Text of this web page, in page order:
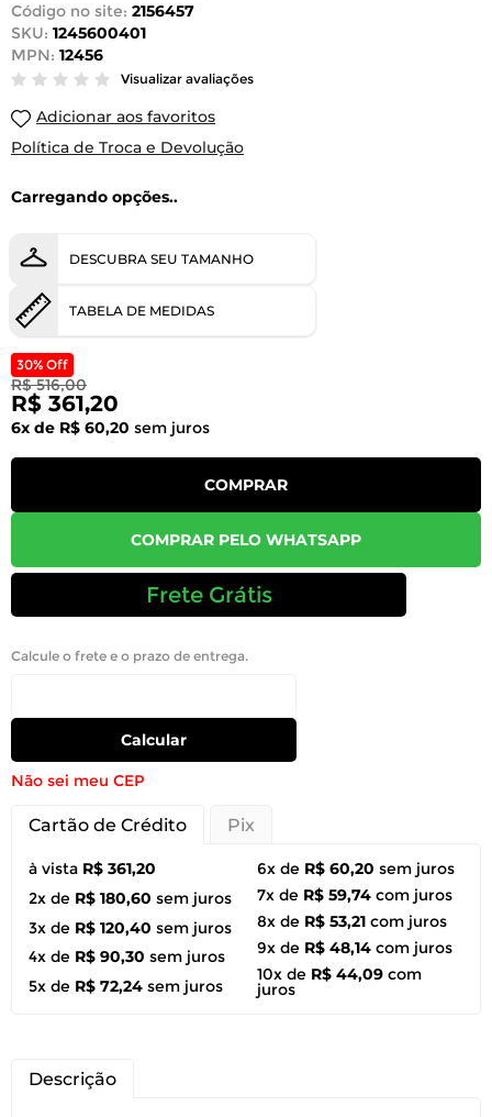
Código no site: 2156457
SKU: 1245600401
MPN: 12456
Visualizar avaliações
Adicionar aos favoritos
Política de Troca e Devolução
Carregando opções..
DESCUBRA SEU TAMANHO
TABELA DE MEDIDAS
30% Off
R$ 516,00
R$ 361,20
6x de R$ 60,20 sem juros
COMPRAR
COMPRAR PELO WHATSAPP
Frete Grátis
Calcule o frete e o prazo de entrega.
Calcular
Não sei meu CEP
Cartão de Crédito Pix
à vista R$ 361,20
2x de R$ 180,60 sem juros
3x de R$ 120,40 sem juros
4x de R$ 90,30 sem juros
5x de R$ 72,24 sem juros
6x de R$ 60,20 sem juros
7x de R$ 59,74 com juros
8x de R$ 53,21 com juros
9x de R$ 48,14 com juros
10x de R$ 44,09 com
juros
Descrição